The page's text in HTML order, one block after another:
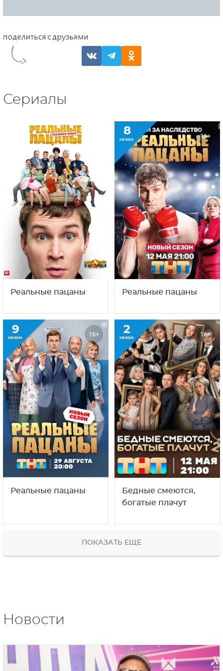
Сериалы
Реальные пацаны
8
сезон 16+
Реальные пацаны
9
сезон 16+
Реальные пацаны
2
сезон 16+
Бедные смеются,
богатые плачут
ПОКАЗАТЬ ЕЩЕ
Новости